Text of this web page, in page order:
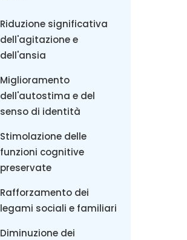
Riduzione significativa
dell'agitazione e
dell'ansia
Miglioramento
dell'autostima e del
senso di identità
Stimolazione delle
funzioni cognitive
preservate
Rafforzamento dei
legami sociali e familiari
Diminuzione dei